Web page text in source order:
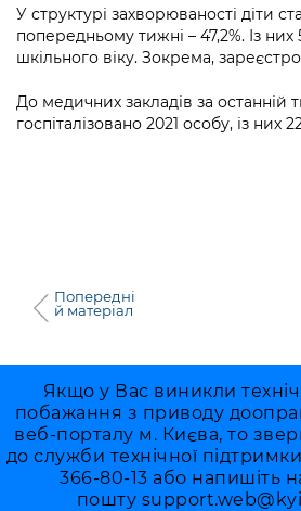
Звернення громадян
Регуляторна діяльність
Промисловість і наука Києва
Підприємства, установи,
Гендерна політика
Безбар'єрність
Київська міська військова
Безпека та правопорядок
Ритуальні послуги
Іноземцям / For foreigners
Портал послуг
Важливе під час воєнного
Допомога учасникам АТО
Рада з питань внутрішньо
осіб при Київській міській
адміністрації
Порядок оскарження рішень,
бездіяльності розпорядників
публічну інформацію
Публічні дашборди
стану / Rules for media
hospitals at work under martial
media
У структурі захворюваності діти
попередньому тижні – 47,2%. Із них
шкільного віку. Зокрема,
До медичних закладів за останній
госпіталізовано 2021 особу, із них
Попередні
й матеріал
Якщо у Вас виникли
побажання з приводу
веб-порталу м. Києва, то
до служби технічної
366-80-13 або напишіть
пошту